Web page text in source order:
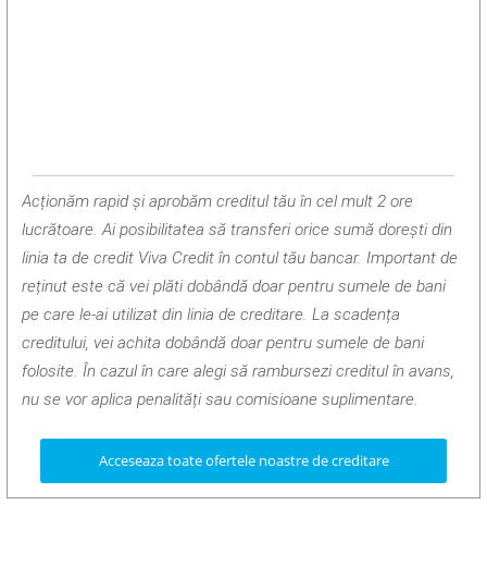
Acționăm rapid și aprobăm creditul tău în cel mult 2 ore
lucrătoare. Ai posibilitatea să transferi orice sumă dorești din
linia ta de credit Viva Credit în contul tău bancar. Important de
reținut este că vei plăti dobândă doar pentru sumele de bani
pe care le-ai utilizat din linia de creditare. La scadența
creditului, vei achita dobândă doar pentru sumele de bani
folosite. În cazul în care alegi să rambursezi creditul în avans,
nu se vor aplica penalități sau comisioane suplimentare.
Acceseaza toate ofertele noastre de creditare